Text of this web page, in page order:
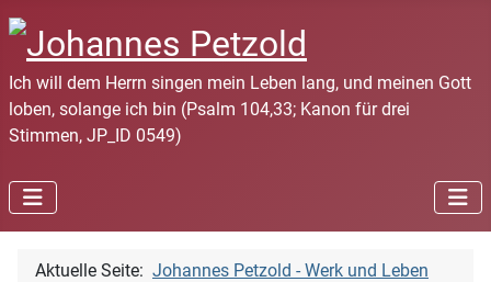
Ich will dem Herrn singen mein Leben lang, und meinen Gott
loben, solange ich bin (Psalm 104,33; Kanon für drei
Stimmen, JP_ID 0549)
Aktuelle Seite: Johannes Petzold - Werk und Leben